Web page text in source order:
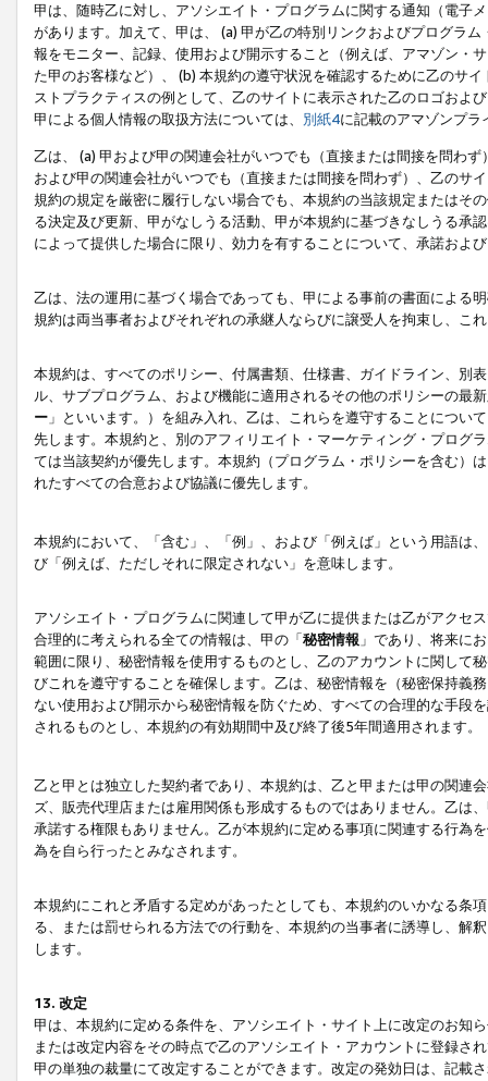
甲は、随時乙に対し、アソシエイト・プログラムに関する通知（電子
があります。加えて、甲は、 (a) 甲が乙の特別リンクおよびプログラ
報をモニター、記録、使用および開示すること（例えば、アマゾン・
た甲のお客様など）、 (b) 本規約の遵守状況を確認するために乙のサ
ストプラクティスの例として、乙のサイトに表示された乙のロゴおよ
甲による個人情報の取扱方法については、 別紙4に記載のアマゾンプ
乙は、 (a) 甲および甲の関連会社がいつでも（直接または間接を問わ
および甲の関連会社がいつでも（直接または間接を問わず）、乙のサ
規約の規定を厳密に履行しない場合でも、本規約の当該規定またはそ
る決定及び更新、甲がなしうる活動、甲が本規約に基づきなしうる承
によって提供した場合に限り、効力を有することについて、承諾およ
乙は、法の運用に基づく場合であっても、甲による事前の書面による
規約は両当事者およびそれぞれの承継人ならびに譲受人を拘束し、こ
本規約は、すべてのポリシー、付属書類、仕様書、ガイドライン、別
ル、サブプログラム、および機能に適用されるその他のポリシーの最
ー 」といいます。）を組み入れ、乙は、これらを遵守することにつ
先します。本規約と、別のアフィリエイト・マーケティング・プログ
ては当該契約が優先します。本規約（プログラム・ポリシーを含む）
れたすべての合意および協議に優先します。
本規約において、「含む」、「例」、および「例えば」という用語は
び「例えば、ただしそれに限定されない」を意味します。
アソシエイト・プログラムに関連して甲が乙に提供または乙がアクセ
合理的に考えられる全ての情報は、甲の「秘密情報 」であり、将来に
範囲に限り、秘密情報を使用するものとし、乙のアカウントに関して
びこれを遵守することを確保します。乙は、秘密情報を（秘密保持義
ない使用および開示から秘密情報を防ぐため、すべての合理的な手段
されるものとし、本規約の有効期間中及び終了後5年間適用されます。
乙と甲とは独立した契約者であり、本規約は、乙と甲または甲の関連
ズ、販売代理店または雇用関係も形成するものではありません。乙は
承諾する権限もありません。乙が本規約に定める事項に関連する行為
為を自ら行ったとみなされます。
本規約にこれと矛盾する定めがあったとしても、本規約のいかなる条
る、または罰せられる方法での行動を、本規約の当事者に誘導し、解
します。
13. 改定
甲は、本規約に定める条件を、アソシエイト・サイト上に改定のお知
または改定内容をその時点で乙のアソシエイト・アカウントに登録さ
甲の単独の裁量にて改定することができます。改定の発効日は、記載